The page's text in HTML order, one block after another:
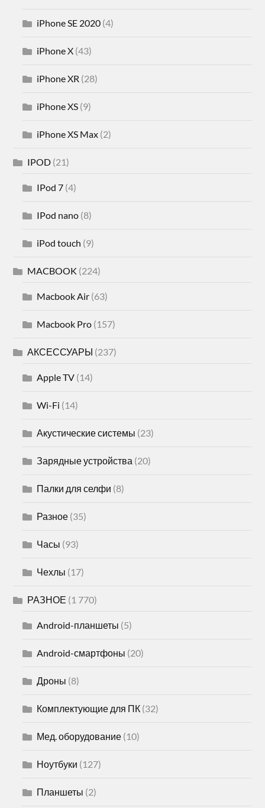
iPhone SE 2020 (4)
iPhone X (43)
iPhone XR (28)
iPhone XS (9)
iPhone XS Max (2)
IPOD (21)
IPod 7 (4)
IPod nano (8)
iPod touch (9)
MACBOOK (224)
Macbook Air (63)
Macbook Pro (157)
АКСЕССУАРЫ (237)
Apple TV (14)
Wi-Fi (14)
Акустические системы (23)
Зарядные устройства (20)
Палки для селфи (8)
Разное (35)
Часы (93)
Чехлы (17)
РАЗНОЕ (1 770)
Android-планшеты (5)
Android-смартфоны (20)
Дроны (8)
Комплектующие для ПК (32)
Мед. оборудование (10)
Ноутбуки (127)
Планшеты (2)